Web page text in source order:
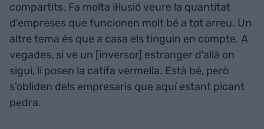
compartits. Fa molta il·lusió veure la quantitat
d'empreses que funcionen molt bé a tot arreu. Un
altre tema és que a casa els tinguin en compte. A
vegades, si ve un [inversor] estranger d'allà on
sigui, li posen la catifa vermella. Està bé, però
s’obliden dels empresaris que aquí estant picant
pedra.